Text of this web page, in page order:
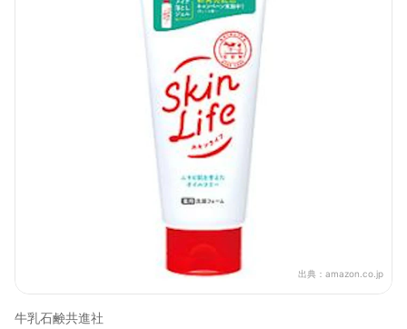
出典： amazon.co.jp
牛乳石鹸共進社